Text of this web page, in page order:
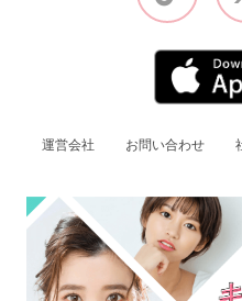
運営会社 お問い合わせ